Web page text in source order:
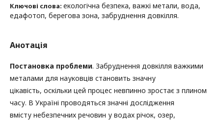
Ключові слова: екологічна безпека, важкі метали, вода,
едафотоп, берегова зона, забруднення довкілля.
Анотація
Постановка проблеми. Забруднення довкілля важкими
металами для науковців становить значну
цікавість, оскільки цей процес невпинно зростає з плином
часу. В Україні проводяться значні дослідження
вмісту небезпечних речовин у водах річок, озер,